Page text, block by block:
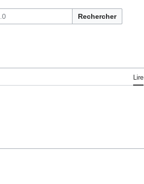
Rechercher
Lire